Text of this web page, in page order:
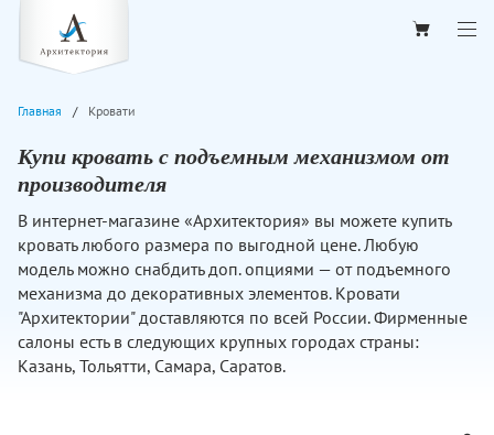
Главная Кровати
Купи кровать с подъемным механизмом от
производителя
В интернет-магазине «Архитектория» вы можете купить
кровать любого размера по выгодной цене. Любую
модель можно снабдить доп. опциями — от подъемного
механизма до декоративных элементов. Кровати
"Архитектории" доставляются по всей России. Фирменные
салоны есть в следующих крупных городах страны:
Казань, Тольятти, Самара, Саратов.